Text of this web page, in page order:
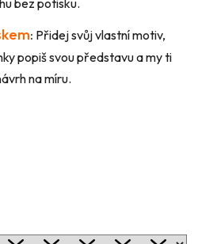
: Přidej svůj vlastní motiv,
popiš svou představu a my ti
na míru.